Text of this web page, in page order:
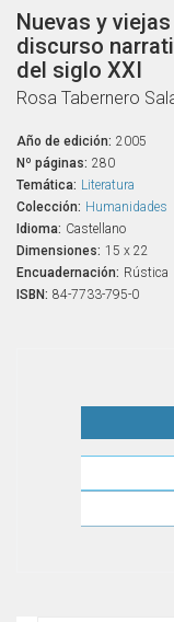
Nuevas y
discurso
del siglo XXI
Rosa Tabernero
Año de edición: 2005
Nº páginas: 280
Temática: Literatura
Colección: Humanidades
Idioma: Castellano
Dimensiones: 15 x 22
Encuadernación: Rústica
ISBN: 84-7733-795-0